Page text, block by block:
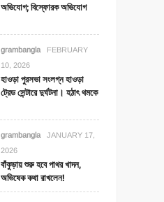
অভিযোগ; বিস্ফোরক অভিযোগ
grambangla
FEBRUARY
10, 2026
হাওড়া পুরসভা সংলগ্ন হাওড়া
ট্রেড সেন্টারে দুর্ঘটনা। হঠাৎ থমকে
grambangla
JANUARY 17,
2026
বাঁকুড়ায় শুরু হবে পাথর খাদন,
অভিষেক কথা রাখলেন!